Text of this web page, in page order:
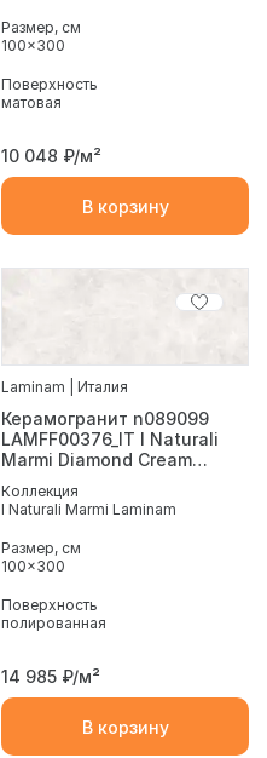
Размер, см
100x300
Поверхность
матовая
10 048 ₽/м²
В корзину
Laminam | Италия
Керамогранит n089099
LAMFF00376_IT I Naturali
Marmi Diamond Cream
Lucidato 1000x3000x5.6
Коллекция
I Naturali Marmi Laminam
Размер, см
100x300
Поверхность
полированная
14 985 ₽/м²
В корзину